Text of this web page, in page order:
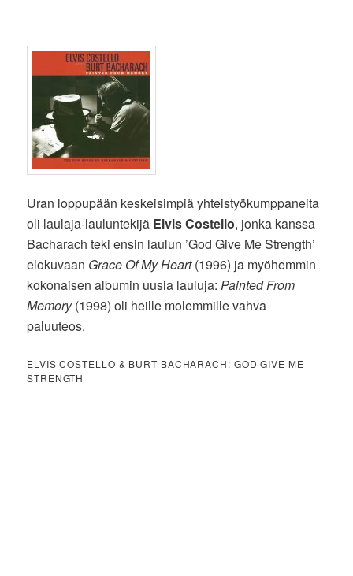
Uran loppupään keskeisimpiä yhteistyökumppaneita
oli laulaja-lauluntekijä Elvis Costello, jonka kanssa
Bacharach teki ensin laulun ’God Give Me Strength’
elokuvaan Grace Of My Heart(1996) ja myöhemmin
kokonaisen albumin uusia lauluja:Painted From
Memory(1998) oli heille molemmille vahva
paluuteos.
ELVIS COSTELLO & BURT BACHARACH: GOD GIVE ME
STRENGTH